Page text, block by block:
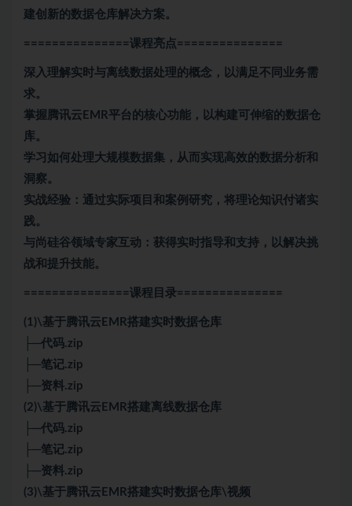
建创新的数据仓库解决方案。
===============课程亮点===============
深入理解实时与离线数据处理的概念，以满足不同业务需
求。
掌握腾讯云EMR平台的核心功能，以构建可伸缩的数据仓
库。
学习如何处理大规模数据集，从而实现高效的数据分析和
洞察。
实战经验：通过实际项目和案例研究，将理论知识付诸实
践。
与尚硅谷领域专家互动：获得实时指导和支持，以解决挑
战和提升技能。
===============课程目录===============
(1)\基于腾讯云EMR搭建实时数据仓库
├─代码.zip
├─笔记.zip
├─资料.zip
(2)\基于腾讯云EMR搭建离线数据仓库
├─代码.zip
├─笔记.zip
├─资料.zip
(3)\基于腾讯云EMR搭建实时数据仓库\视频